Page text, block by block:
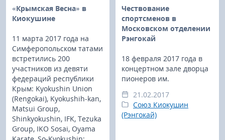
«Крымская Весна» в
Киокушине
11 марта 2017 года на
Симферопольском татами
встретились 200
участников из девяти
федераций республики
Крым: Kyokushin Union
(Rengokai), Kyokushih-kan,
Matsui Group,
Shinkyokushin, IFK, Tezuka
Group, IKO Sosai, Oyama
Чествование
спортсменов в
Московском отделении
Рэнгокай
18 февраля 2017 года в
концертном зале дворца
пионеров им.
21.02.2017
Союз Киокушин
(Рэнгокай)